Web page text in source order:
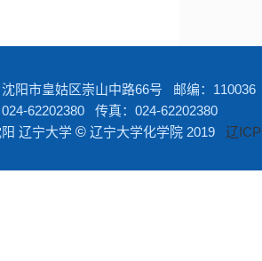
阳市皇姑区崇山中路66号 邮编：110036
62202380 传真：024-62202380
辽宁大学 © 辽宁大学化学院 2019 辽